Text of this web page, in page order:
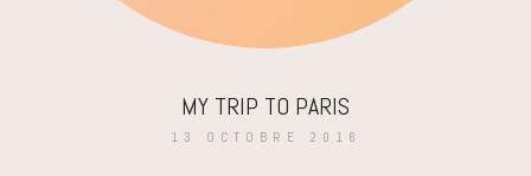
MY TRIP TO PARIS
13 OCTOBRE 2016